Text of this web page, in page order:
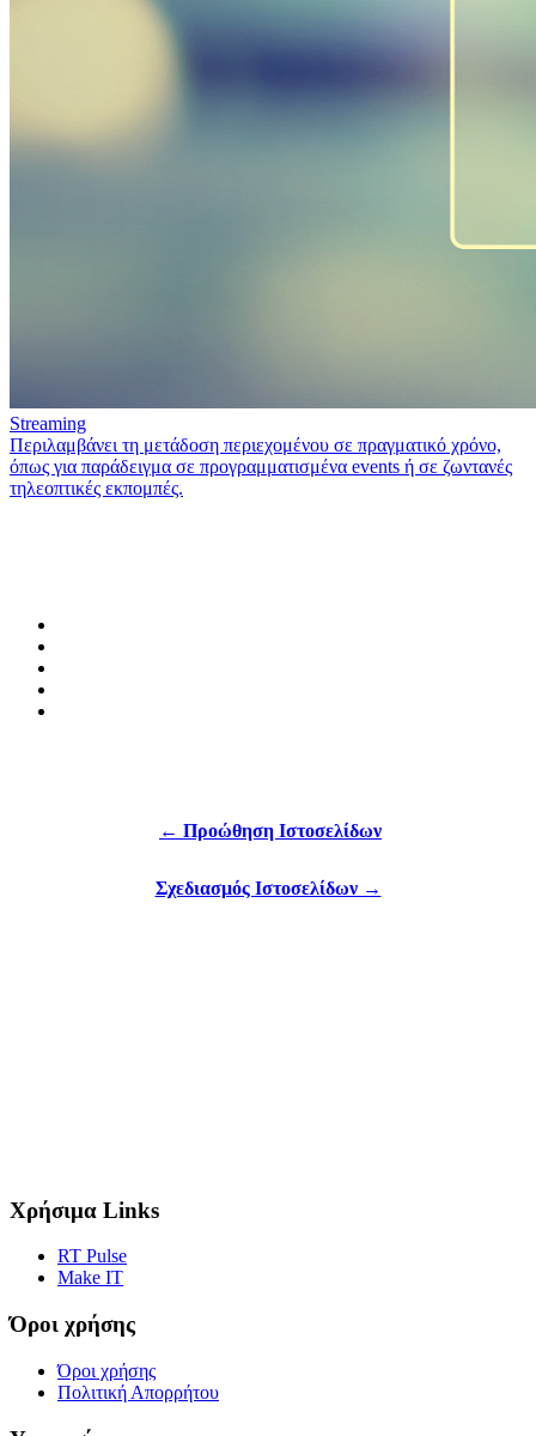
Streaming
Περιλαμβάνει τη μετάδοση περιεχομένου σε πραγματικό χρόνο,
όπως για παράδειγμα σε προγραμματισμένα events ή σε ζωντανές
τηλεοπτικές εκπομπές.
← Προώθηση Ιστοσελίδων
Σχεδιασμός Ιστοσελίδων →
Χρήσιμα Links
RT Pulse
Make IT
Όροι χρήσης
Όροι χρήσης
Πολιτική Απορρήτου